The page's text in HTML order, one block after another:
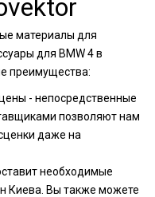
материалы для
для BMW 4 в
преимущества:
- непосредственные
позволяют нам
даже на
необходимые
Киева. Вы также можете